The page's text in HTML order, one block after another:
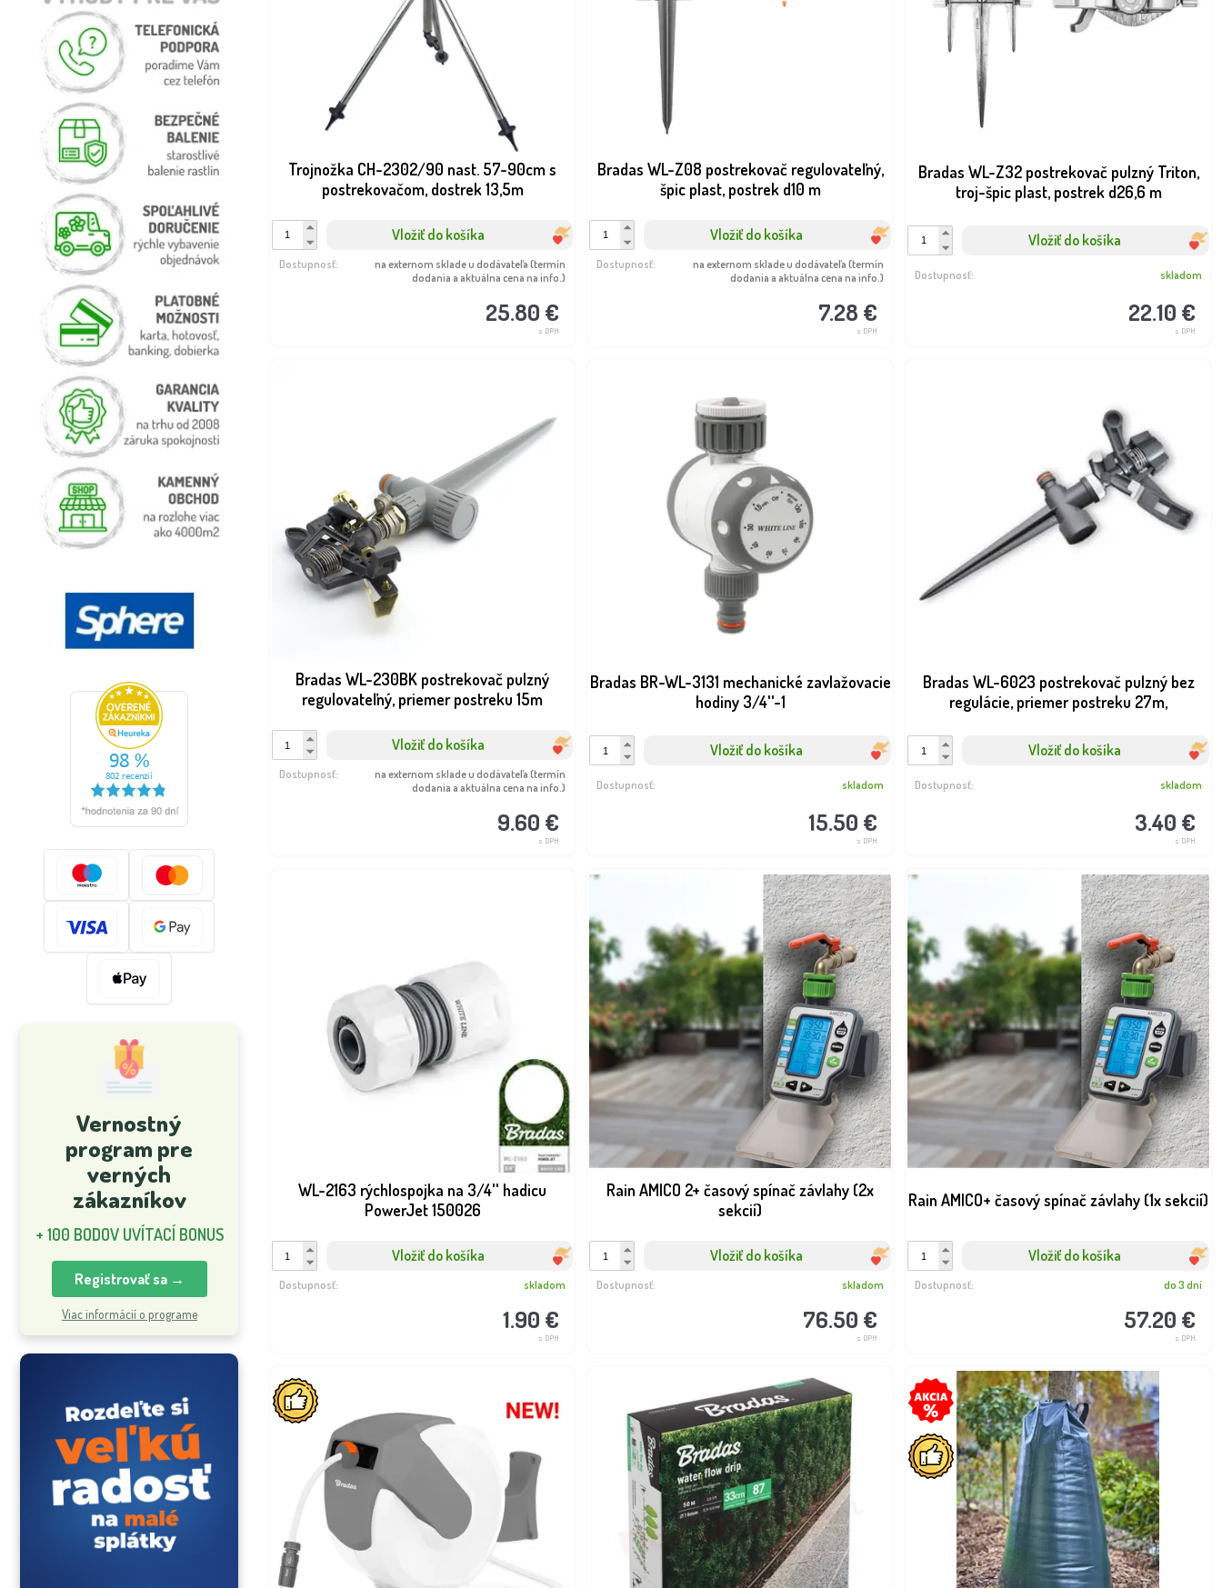
Vernostný
program pre
verných
zákazníkov
+ 100 BODOV UVÍTACÍ BONUS
Registrovať sa →
Viac informácií o programe
Trojnožka CH-2302/90 nast. 57-90cm s
postrekovačom, dostrek 13,5m
Vložiť do košíka
25.80 €
s DPH
Dostupnosť:
na externom sklade u dodávateľa (termín
dodania a aktuálna cena na info.)
Bradas WL-Z08 postrekovač regulovateľný,
špic plast, postrek d10 m
Vložiť do košíka
7.28 €
s DPH
Dostupnosť:
na externom sklade u dodávateľa (termín
dodania a aktuálna cena na info.)
Bradas WL-Z32 postrekovač pulzný Triton,
troj-špic plast, postrek d26,6 m
Vložiť do košíka
22.10 €
s DPH
Dostupnosť: skladom
Bradas WL-230BK postrekovač pulzný
regulovateľný, priemer postreku 15m
Vložiť do košíka
9.60 €
s DPH
Dostupnosť:
na externom sklade u dodávateľa (termín
dodania a aktuálna cena na info.)
Bradas BR-WL-3131 mechanické zavlažovacie
hodiny 3/4''-1
Vložiť do košíka
15.50 €
s DPH
Dostupnosť: skladom
Bradas WL-6023 postrekovač pulzný bez
regulácie, priemer postreku 27m,
Vložiť do košíka
3.40 €
s DPH
Dostupnosť: skladom
WL-2163 rýchlospojka na 3/4'' hadicu
PowerJet 150026
Vložiť do košíka
1.90 €
s DPH
Dostupnosť: skladom
Rain AMICO 2+ časový spínač závlahy (2x
sekcií)
Vložiť do košíka
76.50 €
s DPH
Dostupnosť: skladom
Rain AMICO+ časový spínač závlahy (1x sekcií)
Vložiť do košíka
57.20 €
s DPH
Dostupnosť: do 3 dní